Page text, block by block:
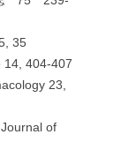
35
14, 404-407
23,
of